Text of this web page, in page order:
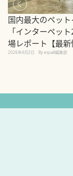
国内最大のペット
「インターペッ
場レポート【最新
2026年4月2日 By equall編集部